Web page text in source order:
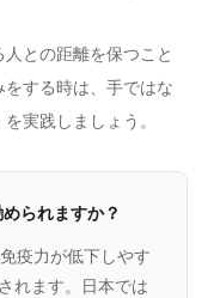
との距離を保つこと
する時は、手ではな
実践しましょう。
られますか？
疫力が低下しやす
れます。日本では